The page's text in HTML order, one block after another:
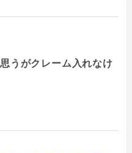
うがクレーム入れなけ